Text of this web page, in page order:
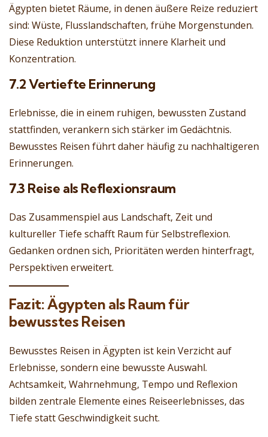
Ägypten bietet Räume, in denen äußere Reize reduziert
sind: Wüste, Flusslandschaften, frühe Morgenstunden.
Diese Reduktion unterstützt innere Klarheit und
Konzentration.
7.2 Vertiefte Erinnerung
Erlebnisse, die in einem ruhigen, bewussten Zustand
stattfinden, verankern sich stärker im Gedächtnis.
Bewusstes Reisen führt daher häufig zu nachhaltigeren
Erinnerungen.
7.3 Reise als Reflexionsraum
Das Zusammenspiel aus Landschaft, Zeit und
kultureller Tiefe schafft Raum für Selbstreflexion.
Gedanken ordnen sich, Prioritäten werden hinterfragt,
Perspektiven erweitert.
Fazit: Ägypten als Raum für
bewusstes Reisen
Bewusstes Reisen in Ägypten ist kein Verzicht auf
Erlebnisse, sondern eine bewusste Auswahl.
Achtsamkeit, Wahrnehmung, Tempo und Reflexion
bilden zentrale Elemente eines Reiseerlebnisses, das
Tiefe statt Geschwindigkeit sucht.